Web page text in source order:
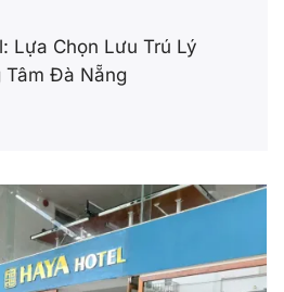
Lựa Chọn Lưu Trú Lý
Tâm Đà Nẵng